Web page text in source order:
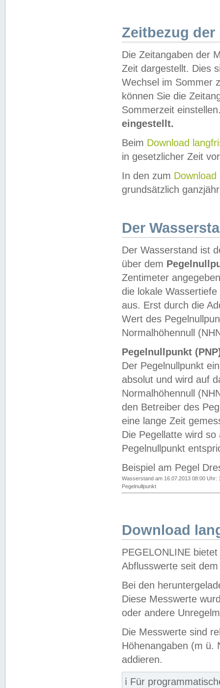
Zeitbezug der
Die Zeitangaben der
Zeit dargestellt. Dies
Wechsel im Sommer
können Sie die
Sommerzeit
eingestellt.
Beim Download
in gesetzlicher Zeit
In den zum Download
grundsätzlich
Der
Der Wasserstand ist
über dem
Zentimeter
die lokale
aus. Erst durch die
Wert des
Normalhöhennull
Pegelnullpunkt
Der Pegelnullpunkt
absolut und wird auf
Normalhöhennull
den Betreiber des
eine lange Zeit
Die Pegellatte wird
Pegelnullpunkt
Beispiel am Pegel
Wasserstand am 16.07.2013 08:00 Uhr:
Pegelnullpunkt
Download
PEGELONLINE
Abflusswerte seit
Bei den
Diese Messwerte
oder andere
Die Messwerte sind
Höhenangaben (m ü.
addieren.
ℹ️ Für